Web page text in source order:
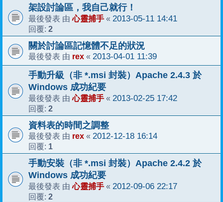
架設討論區，我自己就行！
最後發表 由心靈捕手 « 2013-05-11 14:41
回覆: 2
關於討論區記憶體不足的狀況
最後發表 由 rex « 2013-04-01 11:39
手動升級（非 *.msi 封裝）Apache 2.4.3 於
Windows 成功紀要
最後發表 由心靈捕手 « 2013-02-25 17:42
回覆: 2
資料表的時間之調整
最後發表 由 rex « 2012-12-18 16:14
回覆: 1
手動安裝（非 *.msi 封裝）Apache 2.4.2 於
Windows 成功紀要
最後發表 由心靈捕手 « 2012-09-06 22:17
回覆: 2